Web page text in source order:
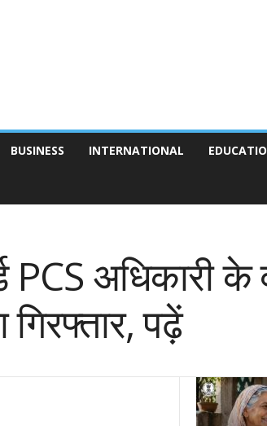
BUSINESS INTERNATIONAL
PCS अधिकारी
पढ़ें